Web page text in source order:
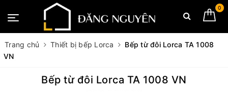
0
Trang chủ Thiết bị bếp Lorca
Bếp từ đôi Lorca TA 1008
VN
Bếp từ đôi Lorca TA 1008 VN